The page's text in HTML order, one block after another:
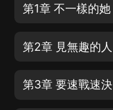
第1章 不一樣的她
第2章 見無趣的人
第3章 要速戰速決